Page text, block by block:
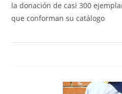
la donación de casi 300
que conforman su catálogo